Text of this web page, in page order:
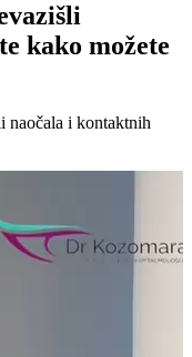
kako možete
naočala i kontaktnih